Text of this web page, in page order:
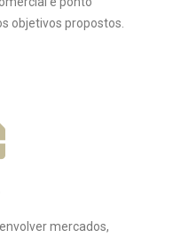
objetivos propostos.
mercados,